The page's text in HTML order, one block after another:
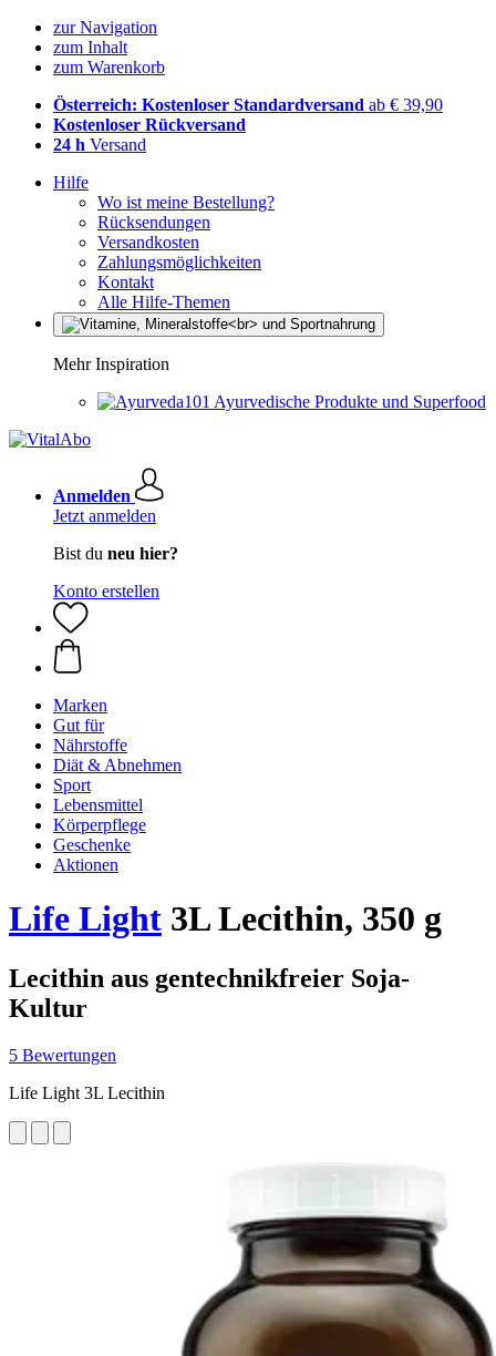
zur Navigation
zum Inhalt
zum Warenkorb
Österreich: Kostenloser Standardversand ab € 39,90
Kostenloser Rückversand
24 h Versand
Hilfe
Wo ist meine Bestellung?
Rücksendungen
Versandkosten
Zahlungsmöglichkeiten
Kontakt
Alle Hilfe-Themen
Mehr Inspiration
Ayurvedische Produkte und Superfood
Anmelden
Jetzt anmelden
Bist du neu hier?
Konto erstellen
Marken
Gut für
Nährstoffe
Diät & Abnehmen
Sport
Lebensmittel
Körperpflege
Geschenke
Aktionen
Life Light 3L Lecithin, 350 g
Lecithin aus gentechnikfreier Soja-
Kultur
5 Bewertungen
Life Light 3L Lecithin